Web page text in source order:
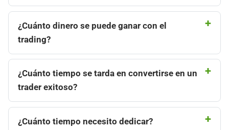
¿Cuánto dinero se puede ganar con el
trading?
¿Cuánto tiempo se tarda en convertirse en un
trader exitoso?
¿Cuánto tiempo necesito dedicar?